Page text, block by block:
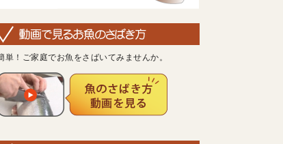
単！ご家庭でお魚をさばいてみませんか。